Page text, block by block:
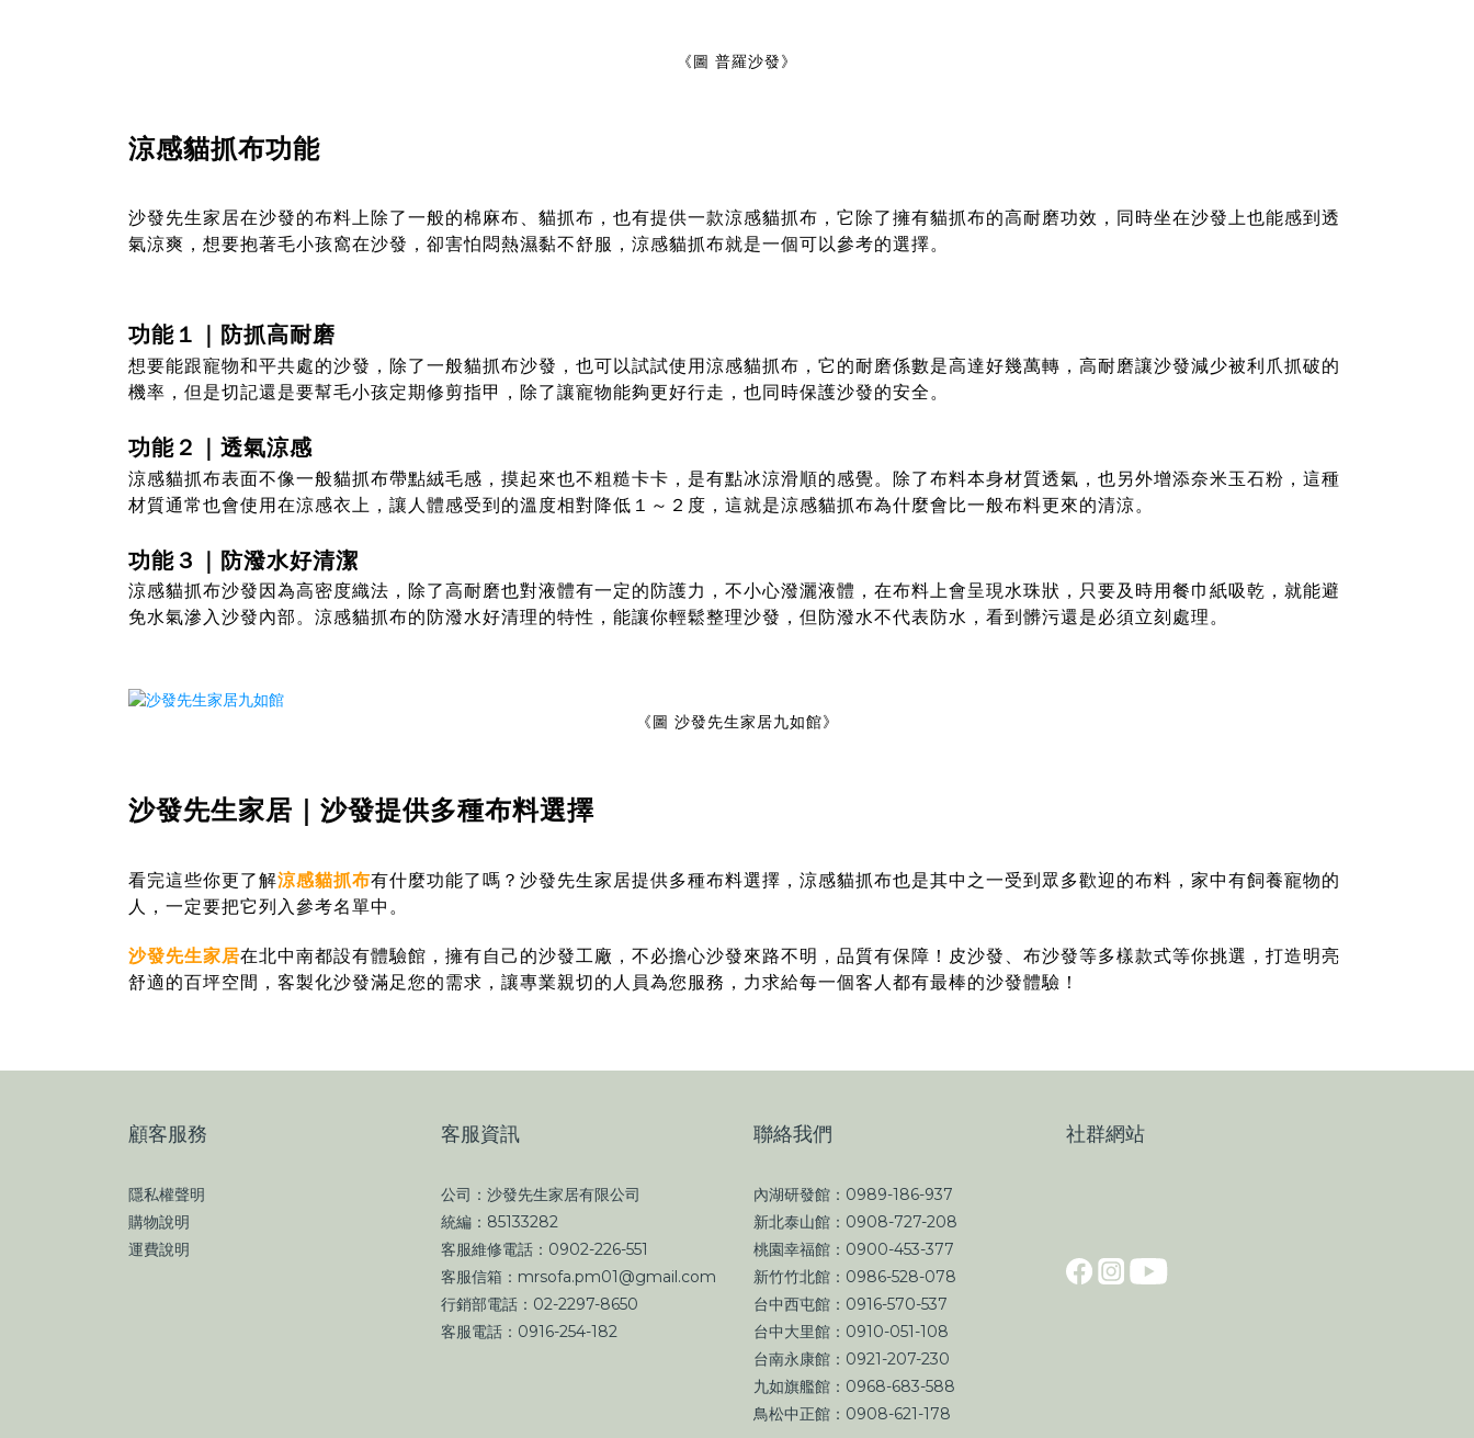
《圖 普羅沙發》
涼感貓抓布功能
沙發先生家居在沙發的布料上除了一般的棉麻布、貓抓布，也有提供一款涼感貓抓布，它除了擁有貓抓布的高耐磨功效，同時坐在沙發上也能感到透
氣涼爽，想要抱著毛小孩窩在沙發，卻害怕悶熱濕黏不舒服，涼感貓抓布就是一個可以參考的選擇。
功能１｜防抓高耐磨
想要能跟寵物和平共處的沙發，除了一般貓抓布沙發，也可以試試使用涼感貓抓布，它的耐磨係數是高達好幾萬轉，高耐磨讓沙發減少被利爪抓破的
機率，但是切記還是要幫毛小孩定期修剪指甲，除了讓寵物能夠更好行走，也同時保護沙發的安全。
功能２｜透氣涼感
涼感貓抓布表面不像一般貓抓布帶點絨毛感，摸起來也不粗糙卡卡，是有點冰涼滑順的感覺。除了布料本身材質透氣，也另外增添奈米玉石粉，這種
材質通常也會使用在涼感衣上，讓人體感受到的溫度相對降低１～２度，這就是涼感貓抓布為什麼會比一般布料更來的清涼。
功能３｜防潑水好清潔
涼感貓抓布沙發因為高密度織法，除了高耐磨也對液體有一定的防護力，不小心潑灑液體，在布料上會呈現水珠狀，只要及時用餐巾紙吸乾，就能避
免水氣滲入沙發內部。涼感貓抓布的防潑水好清理的特性，能讓你輕鬆整理沙發，但防潑水不代表防水，看到髒污還是必須立刻處理。
《圖 沙發先生家居九如館》
沙發先生家居｜沙發提供多種布料選擇
看完這些你更了解涼感貓抓布有什麼功能了嗎？沙發先生家居提供多種布料選擇，涼感貓抓布也是其中之一受到眾多歡迎的布料，家中有飼養寵物的
人，一定要把它列入參考名單中。
沙發先生家居在北中南都設有體驗館，擁有自己的沙發工廠，不必擔心沙發來路不明，品質有保障！皮沙發、布沙發等多樣款式等你挑選，打造明亮
舒適的百坪空間，客製化沙發滿足您的需求，讓專業親切的人員為您服務，力求給每一個客人都有最棒的沙發體驗！
顧客服務
隱私權聲明
購物說明
運費說明
客服資訊
公司：沙發先生家居有限公司
統編：85133282
客服維修電話：0902-226-551
客服信箱：mrsofa.pm01@gmail.com
行銷部電話：02-2297-8650
客服電話：0916-254-182
聯絡我們
內湖研發館：0989-186-937
新北泰山館：0908-727-208
桃園幸福館：0900-453-377
新竹竹北館：0986-528-078
台中西屯館：0916-570-537
台中大里館：0910-051-108
台南永康館：0921-207-230
九如旗艦館：0968-683-588
鳥松中正館：0908-621-178
社群網站